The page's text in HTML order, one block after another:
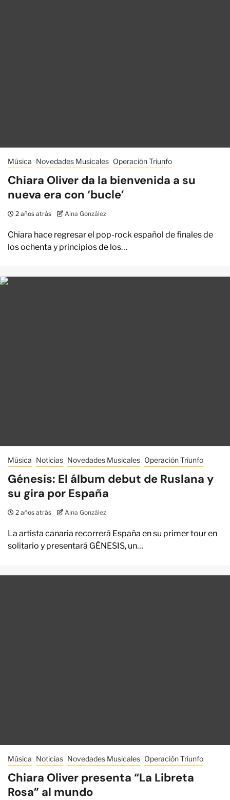
Música Novedades Musicales Operación Triunfo
Chiara Oliver da la bienvenida a su
nueva era con ‘bucle’
2 años atrás Aina González
Chiara hace regresar el pop-rock español de finales de
los ochenta y principios de los…
Música Noticias Novedades Musicales Operación Triunfo
Génesis: El álbum debut de Ruslana y
su gira por España
2 años atrás Aina González
La artista canaria recorrerá España en su primer tour en
solitario y presentará GÉNESIS, un…
Música Noticias Novedades Musicales Operación Triunfo
Chiara Oliver presenta “La Libreta
Rosa” al mundo